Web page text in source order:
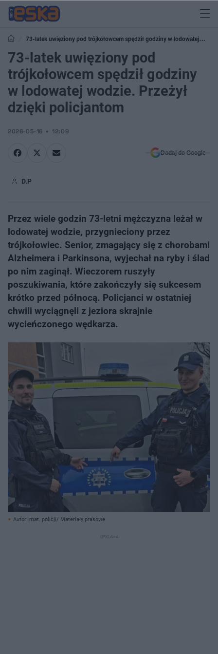
73-latek uwięziony pod trójkołowcem spędził godziny w lodowatej
wodzie. Przeżył dzięki policjantom
73-latek uwięziony pod
trójkołowcem spędził godziny
w lodowatej wodzie. Przeżył
dzięki policjantom
2026-05-16 12:09
Dodaj do Google
D.P
Przez wiele godzin 73-letni mężczyzna leżał w
lodowatej wodzie, przygnieciony przez
trójkołowiec. Senior, zmagający się z chorobami
Alzheimera i Parkinsona, wyjechał na ryby i ślad
po nim zaginął. Wieczorem ruszyły
poszukiwania, które zakończyły się sukcesem
krótko przed północą. Policjanci w ostatniej
chwili wyciągnęli z jeziora skrajnie
wycieńczonego wędkarza.
Autor: mat. policji/ Materiały prasowe